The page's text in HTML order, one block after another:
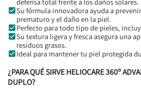
Su fórmula innovadora ayuda a
prematuro y el daño en la piel.
Perfecto para todo tipo de pieles,
Su textura ligera y fresca asegura una
residuos grasos.
Ideal para mantener tu piel protegida
¿PARA QUÉ SIRVE HELIOCARE 360º
DUPLO?